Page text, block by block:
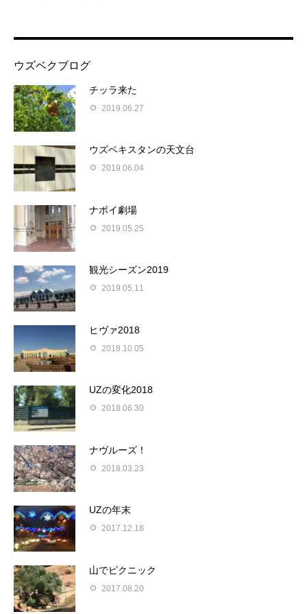
ウズベクブログ
チッラ来た
2019.06.27
ウズベキスタンの天文台
2019.06.04
ナボイ劇場
2019.05.25
観光シーズン2019
2019.05.11
ヒヴァ2018
2018.10.05
UZの変化2018
2018.06.30
ナヴルーズ！
2018.03.23
UZの年末
2017.12.18
山でピクニック
2017.08.20